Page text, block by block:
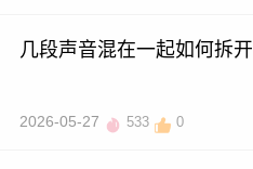
几段声音混在一起如何拆开
2026-05-27 533 0